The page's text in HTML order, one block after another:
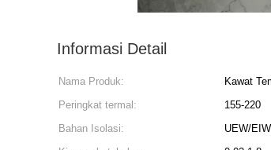
Informasi Detail
Nama Produk: Kawat
Peringkat termal:
155-220
Bahan Isolasi:
UEW/